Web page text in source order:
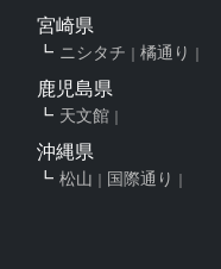
宮崎県
ニシタチ 橘通り
鹿児島県
天文館
沖縄県
松山 国際通り